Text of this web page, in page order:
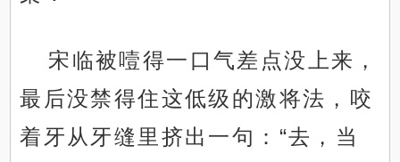
宋临被噎得一口气差点没上来，
最后没禁得住这低级的激将法，咬
着牙从牙缝里挤出一句：“去，当